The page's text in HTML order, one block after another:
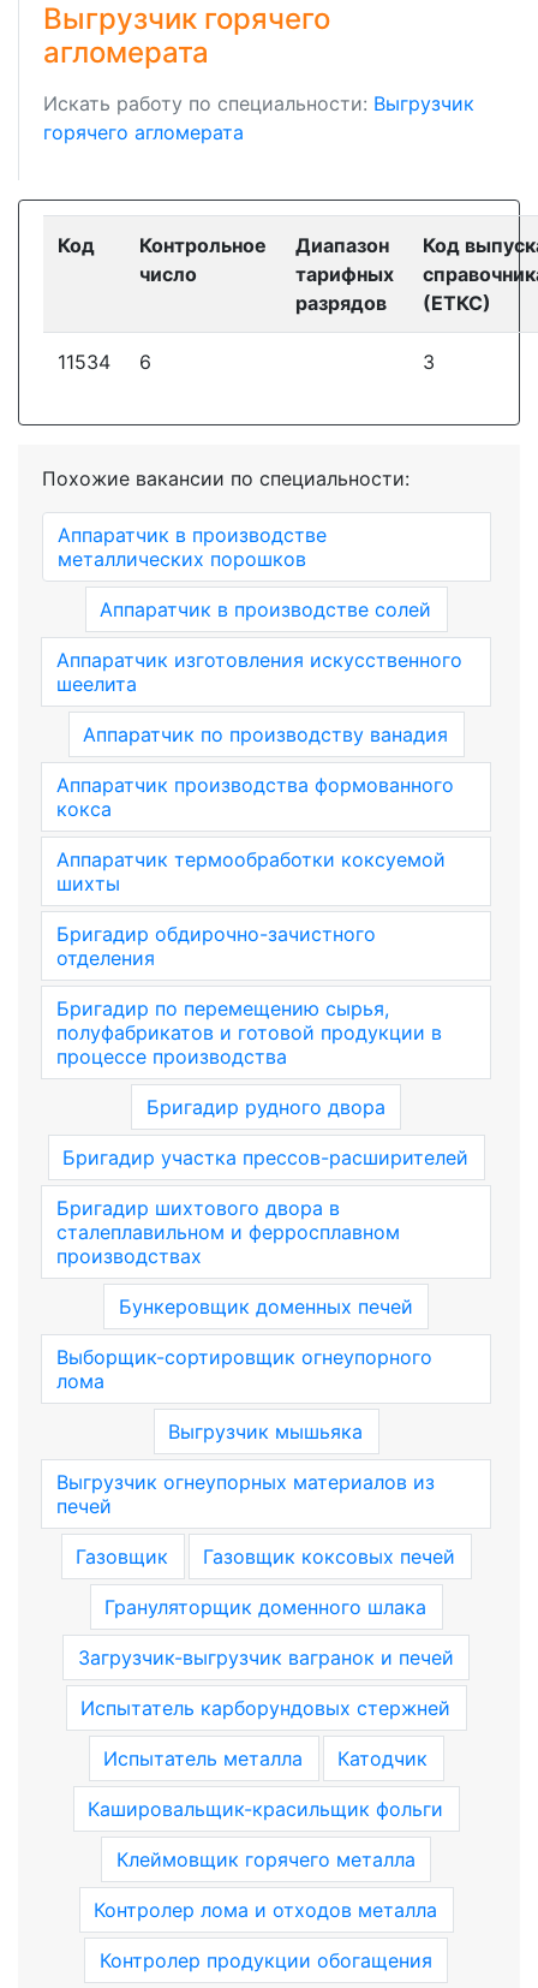
Выгрузчик горячего
агломерата
Искать работу по специальности: Выгрузчик
горячего агломерата
Код
Контрольное
число
Диапазон
тарифных
разрядов
Код
(ЕТКС)
11534 6 3
Похожие вакансии по специальности:
Аппаратчик в производстве
металлических порошков
Аппаратчик в производстве солей
Аппаратчик изготовления искусственного
шеелита
Аппаратчик по производству ванадия
Аппаратчик производства формованного
кокса
Аппаратчик термообработки коксуемой
шихты
Бригадир обдирочно-зачистного
отделения
Бригадир по перемещению сырья,
полуфабрикатов и готовой продукции в
процессе производства
Бригадир рудного двора
Бригадир участка прессов-расширителей
Бригадир шихтового двора в
сталеплавильном и ферросплавном
производствах
Бункеровщик доменных печей
Выборщик-сортировщик огнеупорного
лома
Выгрузчик мышьяка
Выгрузчик огнеупорных материалов из
печей
Газовщик Газовщик коксовых печей
Грануляторщик доменного шлака
Загрузчик-выгрузчик вагранок и печей
Испытатель карборундовых стержней
Испытатель металла Катодчик
Кашировальщик-красильщик фольги
Клеймовщик горячего металла
Контролер лома и отходов металла
Контролер продукции обогащения